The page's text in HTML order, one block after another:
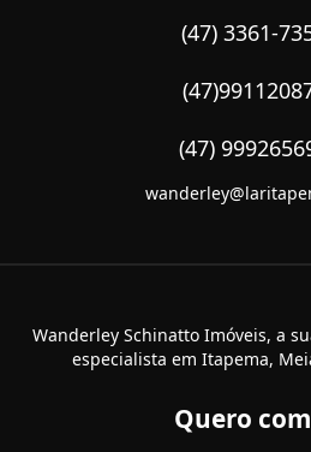
(47) 3361-
(47)
Wanderley Schinatto Imóveis, a
especialista em Itapema,
Quero